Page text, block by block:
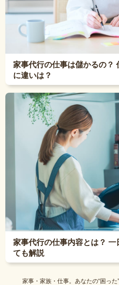
家事代行の仕事は儲かるの？
に違いは？
家事代行の仕事内容とは？
ても解説
家事・家族・仕事。あなたの“困っ